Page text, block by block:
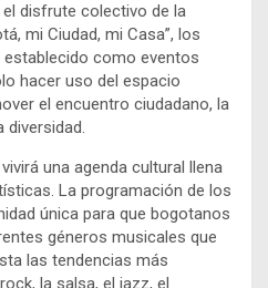
disfrute colectivo de la
mi Ciudad, mi Casa”, los
como eventos
hacer uso del espacio
el encuentro ciudadano, la
diversidad.
una agenda cultural llena
La programación de los
única para que bogotanos
géneros musicales que
las tendencias más
la salsa, el jazz, el